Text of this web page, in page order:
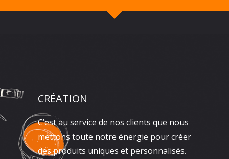
CRÉATION
C’est au service de nos clients que nous
mettons toute notre énergie pour créer
des produits uniques et personnalisés.